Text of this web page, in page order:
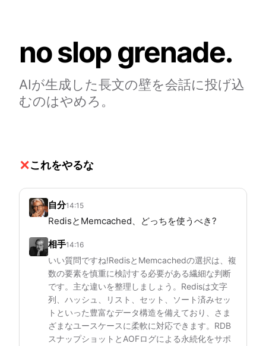
no slop grenade.
AIが生成した長文の壁を会話に投げ込
むのはやめろ。
これをやるな
自分14:15
RedisとMemcached、どっちを使うべき?
相手14:16
いい質問ですね!RedisとMemcachedの選択は、複
数の要素を慎重に検討する必要がある繊細な判断
です。主な違いを整理しましょう。Redisは文字
列、ハッシュ、リスト、セット、ソート済みセッ
トといった豊富なデータ構造を備えており、さま
ざまなユースケースに柔軟に対応できます。RDB
スナップショットとAOFログによる永続化をサポ